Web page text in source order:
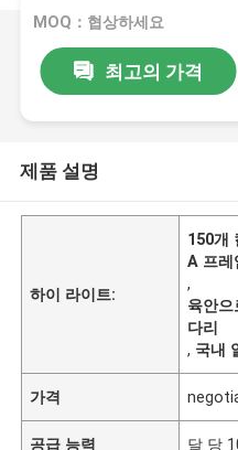
MOQ：협상하세요
최고의 가격
제품 설명
하이 라이트:
150개
A 프레
,
육안
다리
, 국내
가격
공급 능력 달 당